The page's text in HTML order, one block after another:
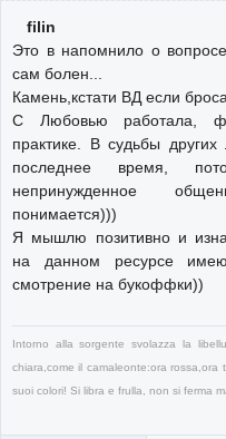
filin
Это в напомнило о
сам болен...
Камень,кстати ВД если
С Любовью работала,
практике. В судьбы
последнее время,
непринужденное
понимается)))
Я мышлю позитивно и
на данном ресурсе
смотрение на букоффки))
Intorno alla sorgente svolazza la
chiara,come il camaleonte:ora
suoi colori! Si libra e frulla, non si ferma